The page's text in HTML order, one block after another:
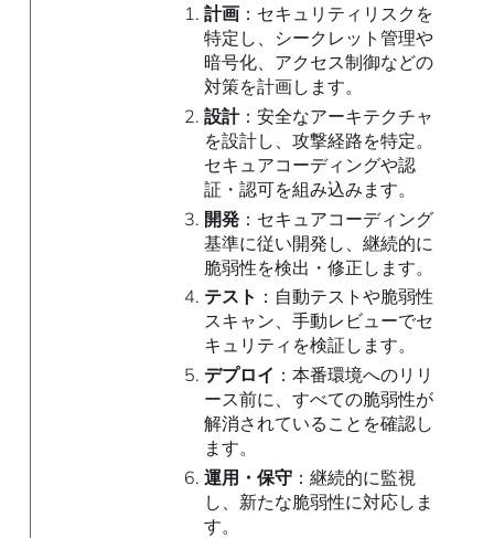
計画：セキュリティリスクを
特定し、シークレット管理や
暗号化、アクセス制御などの
対策を計画します。
設計：安全なアーキテクチャ
を設計し、攻撃経路を特定。
セキュアコーディングや認
証・認可を組み込みます。
開発：セキュアコーディング
基準に従い開発し、継続的に
脆弱性を検出・修正します。
テスト ：自動テストや脆弱性
スキャン、手動レビューでセ
キュリティを検証します。
デプロイ ：本番環境へのリリ
ース前に、すべての脆弱性が
解消されていることを確認し
ます。
運用・保守：継続的に監視
し、新たな脆弱性に対応しま
す。